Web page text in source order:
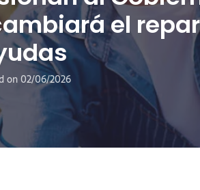
el
on02/06/2026